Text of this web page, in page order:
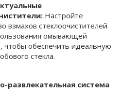
Настройте
взмахов стеклоочистителей
омывающей
чтобы обеспечить идеальную
стекла.
развлекательная система